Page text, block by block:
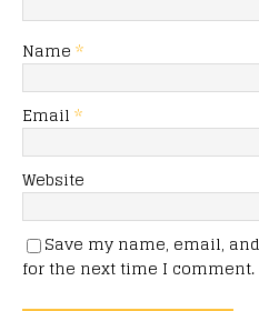
Name *
Email *
Website
Save my name, email,
for the next time I comment.